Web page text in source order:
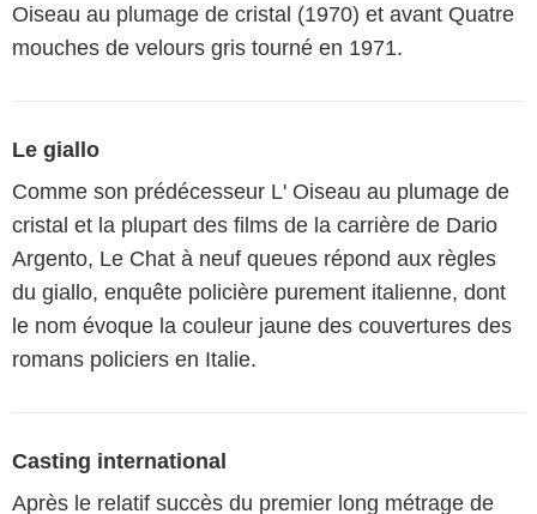
Oiseau au plumage de cristal (1970) et avant Quatre
mouches de velours gris tourné en 1971.
Le giallo
Comme son prédécesseur L' Oiseau au plumage de
cristal et la plupart des films de la carrière de Dario
Argento, Le Chat à neuf queues répond aux règles
du giallo, enquête policière purement italienne, dont
le nom évoque la couleur jaune des couvertures des
romans policiers en Italie.
Casting international
Après le relatif succès du premier long métrage de